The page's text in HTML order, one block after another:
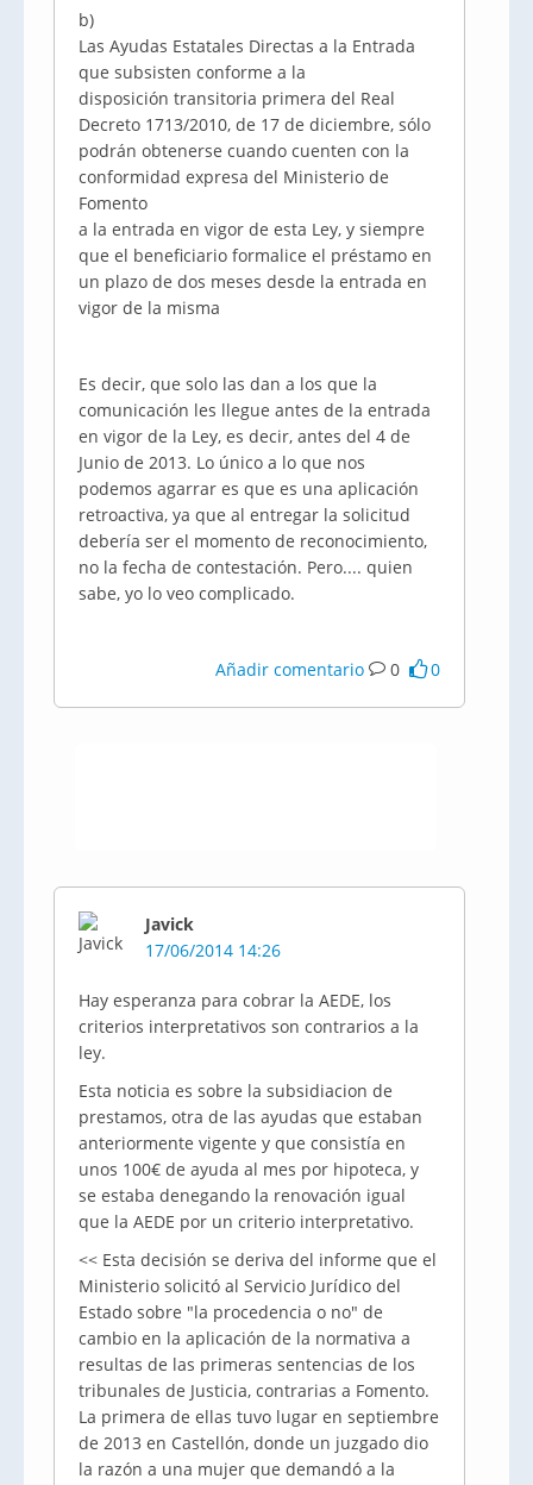
b)
Las Ayudas Estatales Directas a la Entrada
que subsisten conforme a la
disposición transitoria primera del Real
Decreto 1713/2010, de 17 de diciembre, sólo
podrán obtenerse cuando cuenten con la
conformidad expresa del Ministerio de
Fomento
a la entrada en vigor de esta Ley, y siempre
que el beneficiario formalice el préstamo en
un plazo de dos meses desde la entrada en
vigor de la misma
Es decir, que solo las dan a los que la
comunicación les llegue antes de la entrada
en vigor de la Ley, es decir, antes del 4 de
Junio de 2013. Lo único a lo que nos
podemos agarrar es que es una aplicación
retroactiva, ya que al entregar la solicitud
debería ser el momento de reconocimiento,
no la fecha de contestación. Pero.... quien
sabe, yo lo veo complicado.
Añadir comentario 0 0
Javick
17/06/2014 14:26
Hay esperanza para cobrar la AEDE, los
criterios interpretativos son contrarios a la
ley.
Esta noticia es sobre la subsidiacion de
prestamos, otra de las ayudas que estaban
anteriormente vigente y que consistía en
unos 100€ de ayuda al mes por hipoteca, y
se estaba denegando la renovación igual
que la AEDE por un criterio interpretativo.
<< Esta decisión se deriva del informe que el
Ministerio solicitó al Servicio Jurídico del
Estado sobre "la procedencia o no" de
cambio en la aplicación de la normativa a
resultas de las primeras sentencias de los
tribunales de Justicia, contrarias a Fomento.
La primera de ellas tuvo lugar en septiembre
de 2013 en Castellón, donde un juzgado dio
la razón a una mujer que demandó a la